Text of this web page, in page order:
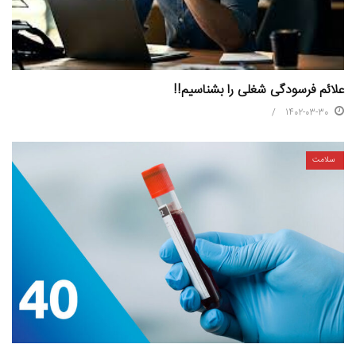
علائم فرسودگی شغلی را بشناسیم!!
1402-03-30
سلامت